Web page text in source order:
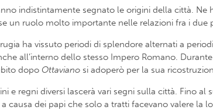
indistintamente segnato le origini della città.
un ruolo molto importante nelle relazioni fra i due
ha vissuto periodi di splendore alternati a
all’interno dello stesso Impero Romano.
dopo Ottaviano si adoperò per la sua
e regni diversi lascerà vari segni sulla città. Fino
causa dei papi che solo a tratti facevano valere la